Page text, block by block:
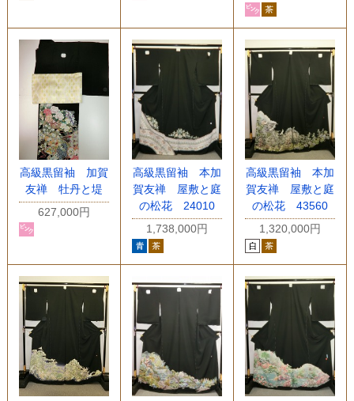
高級黒留袖 加賀
友禅 牡丹と堤
627,000円
高級黒留袖 本加
賀友禅 屋敷と庭
の松花 24010
1,738,000円
高級黒留袖 本加
賀友禅 屋敷と庭
の松花 43560
1,320,000円